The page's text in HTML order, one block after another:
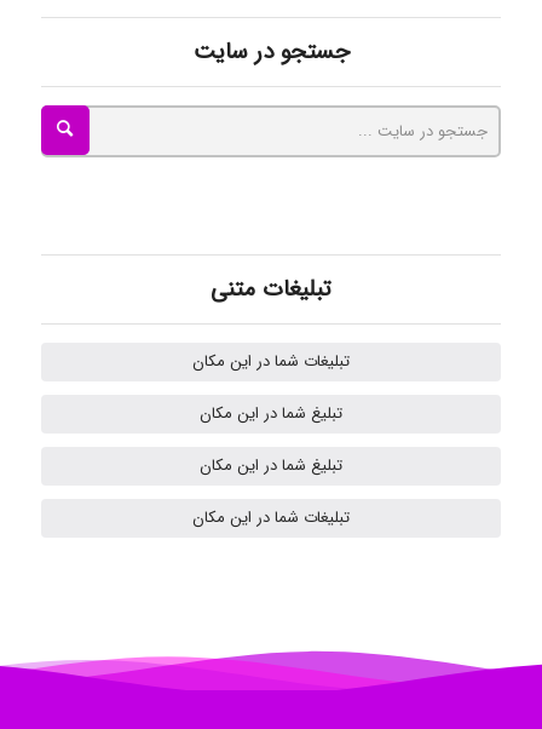
Mohammad
Tavan
kimiya zirakpoor
جستجو در سایت
تبلیغات متنی
تبلیغات شما در این مکان
تبلیغ شما در این مکان
تبلیغ شما در این مکان
تبلیغات شما در این مکان